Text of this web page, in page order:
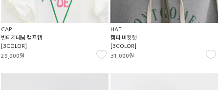
CAP
빈티지데님 캠프캡
[3COLOR]
29,000원
HAT
캠퍼 버킷햇
[3COLOR]
31,000원